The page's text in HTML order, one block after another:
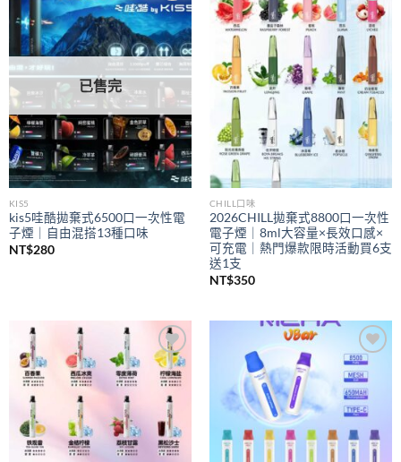
Add to
wishlist
已售完
KIS5
kis5哇酷拋棄式6500口一次性電
子煙｜自由混搭13種口味
NT$280
Add to
wishlist
CHILL口味
2026CHILL拋棄式8800口一次性
電子煙｜8ml大容量×長效口感×
可充電｜熱門爆款限時活動買6支
送1支
NT$350
Add to
wishlist
Add to
wishlist